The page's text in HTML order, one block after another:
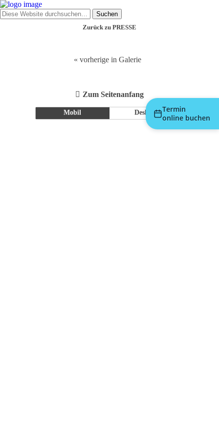
Termin
online buchen
Zurück zu PRESSE
« vorherige in Galerie
Zum Seitenanfang
Mobil Desktop